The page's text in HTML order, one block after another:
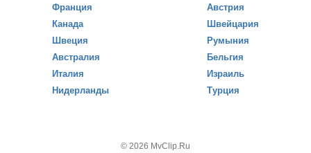
Франция
Канада
Швеция
Австралия
Италия
Нидерланды
Австрия
Швейцария
Румыния
Бельгия
Израиль
Турция
© 2026 MvClip.Ru